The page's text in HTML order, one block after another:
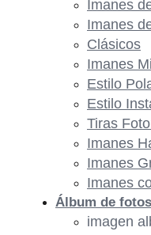
Imanes
Imanes
Clásicos
Imanes
Estilo
Estilo
Tiras
Imanes
Imanes
Imanes
Álbum de fotos
imagen